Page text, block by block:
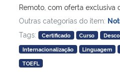
Remoto, com oferta exclusiva
Outras categorias do item:
Tags:
Certificado Curso
Internacionalização
Linguagem
TOEFL